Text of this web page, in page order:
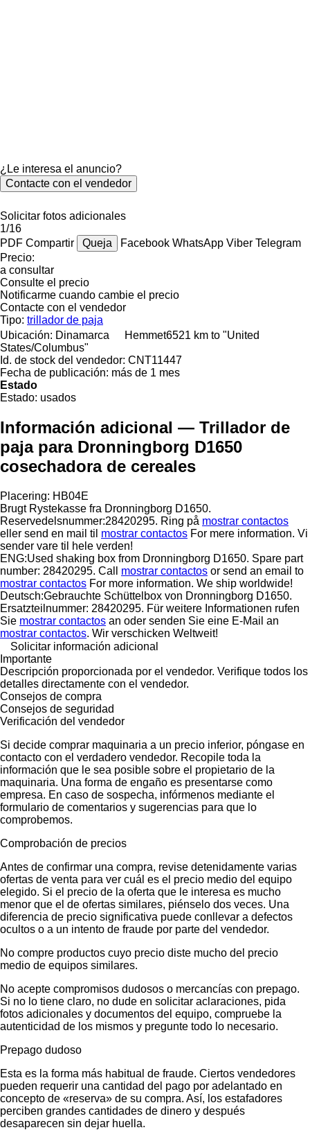
¿Le interesa el anuncio?
Contacte con el vendedor
Solicitar fotos adicionales
1/16
PDF Compartir Queja Facebook WhatsApp Viber Telegram
Precio:
a consultar
Consulte el precio
Notificarme cuando cambie el precio
Contacte con el vendedor
Tipo: trillador de paja
Ubicación: Dinamarca Hemmet6521 km to "United
States/Columbus"
Id. de stock del vendedor: CNT11447
Fecha de publicación: más de 1 mes
Estado
Estado: usados
Información adicional — Trillador de
paja para Dronningborg D1650
cosechadora de cereales
Placering: HB04E
Brugt Rystekasse fra Dronningborg D1650.
Reservedelsnummer:28420295. Ring på mostrar contactos
eller send en mail til mostrar contactos For mere information. Vi
sender vare til hele verden!
ENG:Used shaking box from Dronningborg D1650. Spare part
number: 28420295. Call mostrar contactos or send an email to
mostrar contactos For more information. We ship worldwide!
Deutsch:Gebrauchte Schüttelbox von Dronningborg D1650.
Ersatzteilnummer: 28420295. Für weitere Informationen rufen
Sie mostrar contactos an oder senden Sie eine E-Mail an
mostrar contactos. Wir verschicken Weltweit!
Solicitar información adicional
Importante
Descripción proporcionada por el vendedor. Verifique todos los
detalles directamente con el vendedor.
Consejos de compra
Consejos de seguridad
Verificación del vendedor
Si decide comprar maquinaria a un precio inferior, póngase en
contacto con el verdadero vendedor. Recopile toda la
información que le sea posible sobre el propietario de la
maquinaria. Una forma de engaño es presentarse como
empresa. En caso de sospecha, infórmenos mediante el
formulario de comentarios y sugerencias para que lo
comprobemos.
Comprobación de precios
Antes de confirmar una compra, revise detenidamente varias
ofertas de venta para ver cuál es el precio medio del equipo
elegido. Si el precio de la oferta que le interesa es mucho
menor que el de ofertas similares, piénselo dos veces. Una
diferencia de precio significativa puede conllevar a defectos
ocultos o a un intento de fraude por parte del vendedor.
No compre productos cuyo precio diste mucho del precio
medio de equipos similares.
No acepte compromisos dudosos o mercancías con prepago.
Si no lo tiene claro, no dude en solicitar aclaraciones, pida
fotos adicionales y documentos del equipo, compruebe la
autenticidad de los mismos y pregunte todo lo necesario.
Prepago dudoso
Esta es la forma más habitual de fraude. Ciertos vendedores
pueden requerir una cantidad del pago por adelantado en
concepto de «reserva» de su compra. Así, los estafadores
perciben grandes cantidades de dinero y después
desaparecen sin dejar huella.